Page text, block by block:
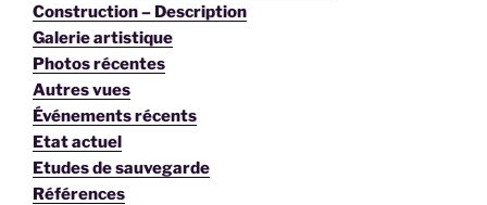
Construction – Description
Galerie artistique
Photos récentes
Autres vues
Événements récents
Etat actuel
Etudes de sauvegarde
Références